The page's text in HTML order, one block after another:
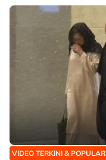
VIDEO TERKINI & POPULAR